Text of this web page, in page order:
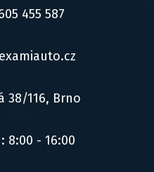
455 587
38/116, Brno
8:00 - 16:00